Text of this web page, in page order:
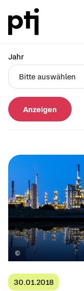
Jahr
Anzeigen
30.01.2018